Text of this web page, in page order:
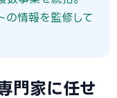
の情報を監修して
門家に任せ